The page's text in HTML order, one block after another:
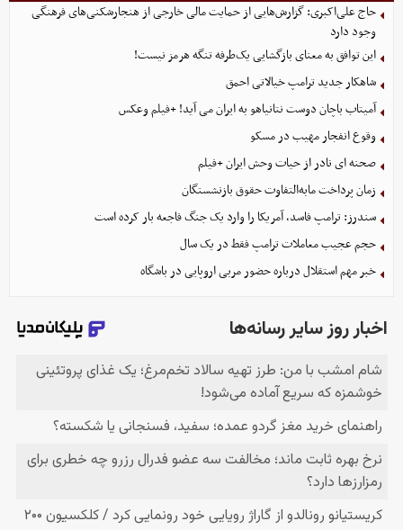
حاج علی‌اکبری: گزارش‌هایی از حمایت مالی خارجی از هنجارشکنی‌های فرهنگی
وجود دارد
این توافق به معنای بازگشایی یک‌طرفه تنگه هرمز نیست!
شاهکار جدید ترامپ خیالاتی احمق
آمیتاب باچان دوست نتانیاهو به ایران می آید! +فیلم وعکس
وقوع انفجار مهیب در مسکو
صحنه ای نادر از حیات وحش ایران +فیلم
زمان پرداخت مابه‌التفاوت حقوق بازنشستگان
سندرز: ترامپ فاسد، آمریکا را وارد یک جنگ فاجعه بار کرده است
حجم عجیب معاملات ترامپ فقط در یک سال
خبر مهم استقلال درباره حضور مربی اروپایی در باشگاه